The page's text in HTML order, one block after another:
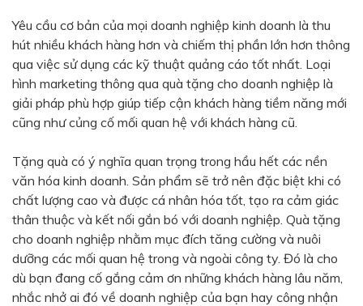
Xanh dương
Xám
Xanh lục
Vàng kem
Trắng
Bạc - Bạc
Xanh dương - Bạc
Xanh lá - Bạc
Tím - Bạc
Đỏ - Bạc
Bạc - Xanh dương
Bạc - Xanh lá
Bạc - Cam
Bạc - Đỏ
Đỏ - Bạc
Trong suốt
Đen - Trắng
Bạc - Đen
Yêu cầu cơ bản của mọi doanh nghiệp kinh doanh là thu
hút nhiều khách hàng hơn và chiếm thị phần lớn hơn thông
qua việc sử dụng các kỹ thuật quảng cáo tốt nhất. Loại
hình marketing thông qua quà tặng cho doanh nghiệp là
giải pháp phù hợp giúp tiếp cận khách hàng tiềm năng mới
cũng như củng cố mối quan hệ với khách hàng cũ.
Tặng quà có ý nghĩa quan trọng trong hầu hết các nền
văn hóa kinh doanh. Sản phẩm sẽ trở nên đặc biệt khi có
chất lượng cao và được cá nhân hóa tốt, tạo ra cảm giác
thân thuộc và kết nối gắn bó với doanh nghiệp. Quà tặng
cho doanh nghiệp nhằm mục đích tăng cường và nuôi
dưỡng các mối quan hệ trong và ngoài công ty. Đó là cho
dù bạn đang cố gắng cảm ơn những khách hàng lâu năm,
nhắc nhở ai đó về doanh nghiệp của bạn hay công nhận